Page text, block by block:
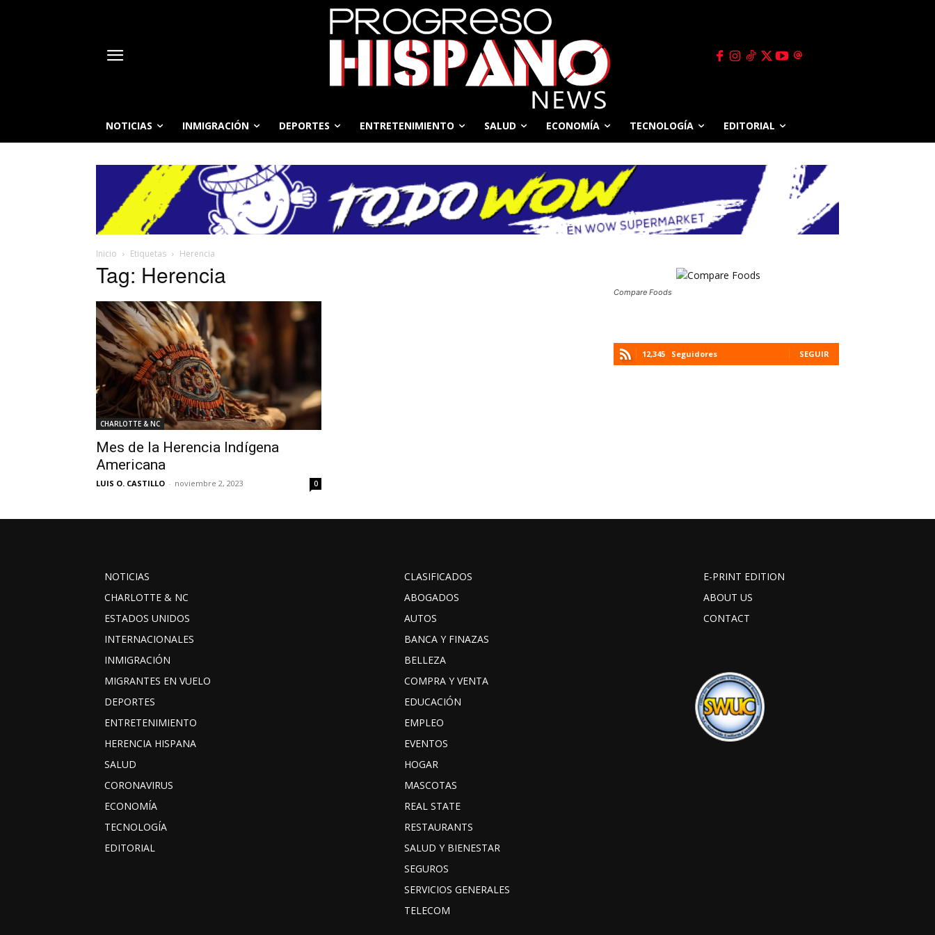
NOTICIAS INMIGRACIÓN DEPORTES ENTRETENIMIENTO SALUD ECONOMÍA TECNOLOGÍA EDITORIAL
Inicio Etiquetas Herencia
Tag: Herencia
CHARLOTTE & NC
Mes de la Herencia Indígena
Americana
LUIS O. CASTILLO - noviembre 2, 2023 0
Compare Foods
12,345 Seguidores SEGUIR
NOTICIAS
CHARLOTTE & NC
ESTADOS UNIDOS
INTERNACIONALES
INMIGRACIÓN
MIGRANTES EN VUELO
DEPORTES
ENTRETENIMIENTO
HERENCIA HISPANA
SALUD
CORONAVIRUS
ECONOMÍA
TECNOLOGÍA
EDITORIAL
CLASIFICADOS
ABOGADOS
AUTOS
BANCA Y FINAZAS
BELLEZA
COMPRA Y VENTA
EDUCACIÓN
EMPLEO
EVENTOS
HOGAR
MASCOTAS
REAL STATE
RESTAURANTS
SALUD Y BIENESTAR
SEGUROS
SERVICIOS GENERALES
TELECOM
E-PRINT EDITION
ABOUT US
CONTACT